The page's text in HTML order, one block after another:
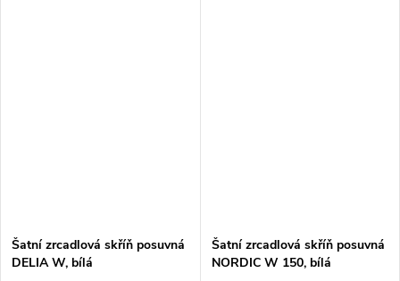
Šatní zrcadlová skříň posuvná
DELIA W, bílá
Šatní zrcadlová skříň posuvná
NORDIC W 150, bílá